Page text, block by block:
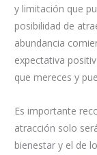
y limitación que
posibilidad de
abundancia
expectativa
que mereces y
Es importante
atracción solo
bienestar y el de